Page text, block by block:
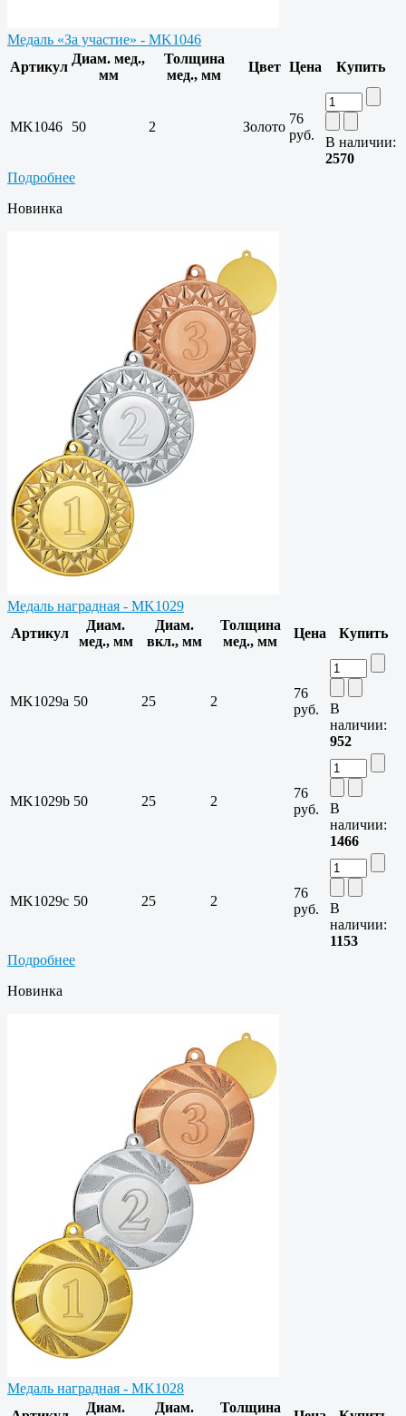
Медаль «За участие» - MK1046
Артикул
Диам. мед.,
мм
Толщина
мед., мм
Цвет Цена Купить
MK1046 50 2 Золото
76
руб.
В наличии:
2570
Подробнее
Новинка
Медаль наградная - MK1029
Артикул
Диам.
мед., мм
Диам.
вкл., мм
Толщина
мед., мм
Цена Купить
MK1029a 50 25 2
76
руб.
В
наличии:
952
MK1029b 50 25 2
76
руб.
В
наличии:
1466
MK1029c 50 25 2
76
руб.
В
наличии:
1153
Подробнее
Новинка
Медаль наградная - MK1028
Диам. Диам. Толщина